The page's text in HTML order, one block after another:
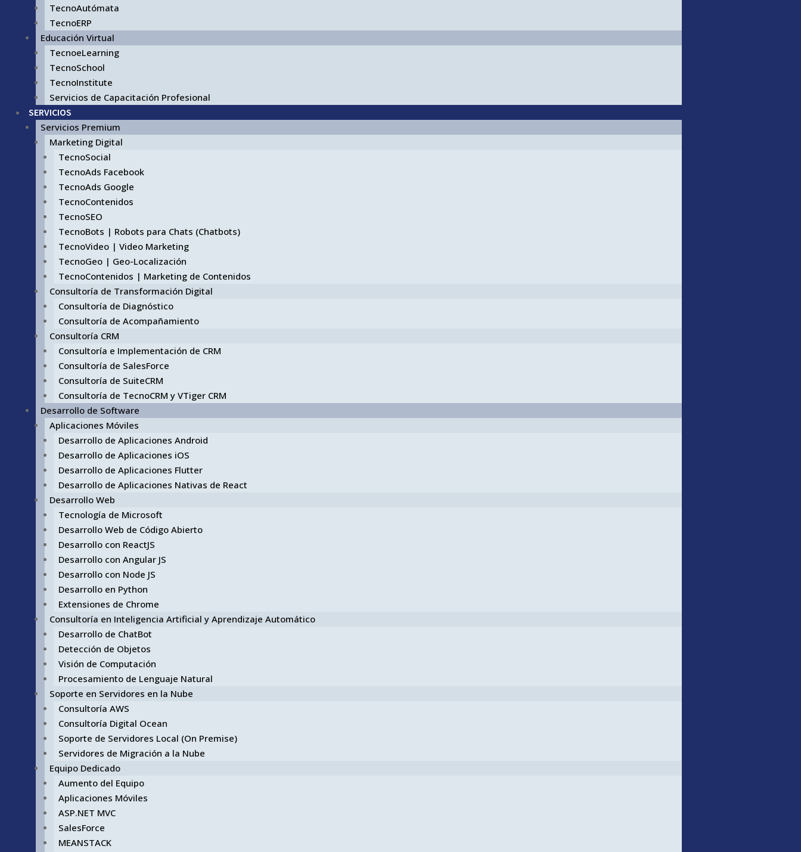
TecnoAutómata
TecnoERP
Educación Virtual
TecnoeLearning
TecnoSchool
TecnoInstitute
Servicios de Capacitación Profesional
SERVICIOS
Servicios Premium
Marketing Digital
TecnoSocial
TecnoAds Facebook
TecnoAds Google
TecnoContenidos
TecnoSEO
TecnoBots | Robots para Chats (Chatbots)
TecnoVideo | Video Marketing
TecnoGeo | Geo-Localización
TecnoContenidos | Marketing de Contenidos
Consultoría de Transformación Digital
Consultoría de Diagnóstico
Consultoría de Acompañamiento
Consultoría CRM
Consultoría e Implementación de CRM
Consultoría de SalesForce
Consultoría de SuiteCRM
Consultoría de TecnoCRM y VTiger CRM
Desarrollo de Software
Aplicaciones Móviles
Desarrollo de Aplicaciones Android
Desarrollo de Aplicaciones iOS
Desarrollo de Aplicaciones Flutter
Desarrollo de Aplicaciones Nativas de React
Desarrollo Web
Tecnología de Microsoft
Desarrollo Web de Código Abierto
Desarrollo con ReactJS
Desarrollo con Angular JS
Desarrollo con Node JS
Desarrollo en Python
Extensiones de Chrome
Consultoría en Inteligencia Artificial y Aprendizaje Automático
Desarrollo de ChatBot
Detección de Objetos
Visión de Computación
Procesamiento de Lenguaje Natural
Soporte en Servidores en la Nube
Consultoría AWS
Consultoría Digital Ocean
Soporte de Servidores Local (On Premise)
Servidores de Migración a la Nube
Equipo Dedicado
Aumento del Equipo
Aplicaciones Móviles
ASP.NET MVC
SalesForce
MEANSTACK